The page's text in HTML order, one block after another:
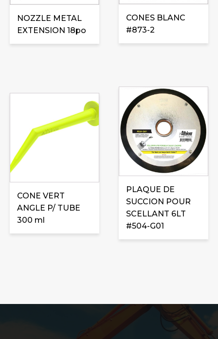
NOZZLE METAL
EXTENSION 18po
CONES BLANC
#873-2
CONE VERT
ANGLE P/ TUBE
300 ml
PLAQUE DE
SUCCION POUR
SCELLANT 6LT
#504-G01